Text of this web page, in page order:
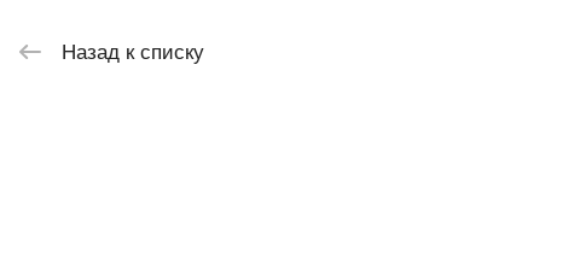
Назад к списку